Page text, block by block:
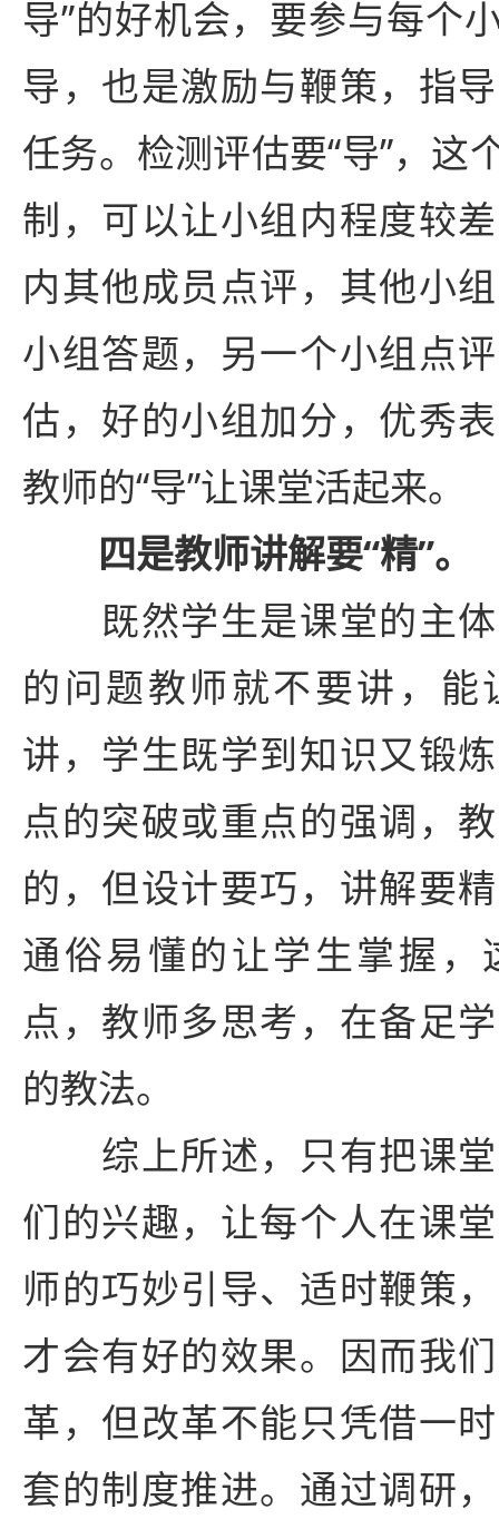
导”的好机会，要参与每个
导，也是激励与鞭策，指
任务。检测评估要“导”，这
制，可以让小组内程度较
内其他成员点评，其他小
小组答题，另一个小组点
估，好的小组加分，优秀
教师的“导”让课堂活起来。
四是教师讲解要“精”。
既然学生是课堂的主
的问题教师就不要讲，能
讲，学生既学到知识又锻
点的突破或重点的强调，
的，但设计要巧，讲解要
通俗易懂的让学生掌握，
点，教师多思考，在备足
的教法。
综上所述，只有把课
们的兴趣，让每个人在课
师的巧妙引导、适时鞭策
才会有好的效果。因而我
革，但改革不能只凭借一
套的制度推进。通过调研